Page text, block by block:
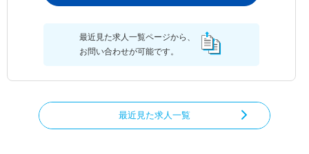
最近見た求人一覧ページから、
お問い合わせが可能です。
最近見た求人一覧